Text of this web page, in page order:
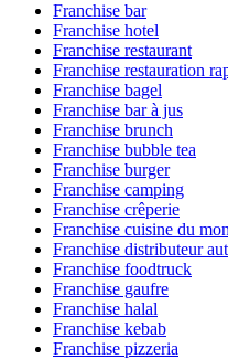
Franchise bar
Franchise hotel
Franchise restaurant
Franchise restauration
Franchise bagel
Franchise bar à jus
Franchise brunch
Franchise bubble tea
Franchise burger
Franchise camping
Franchise crêperie
Franchise cuisine du
Franchise distributeur
Franchise foodtruck
Franchise gaufre
Franchise halal
Franchise kebab
Franchise pizzeria